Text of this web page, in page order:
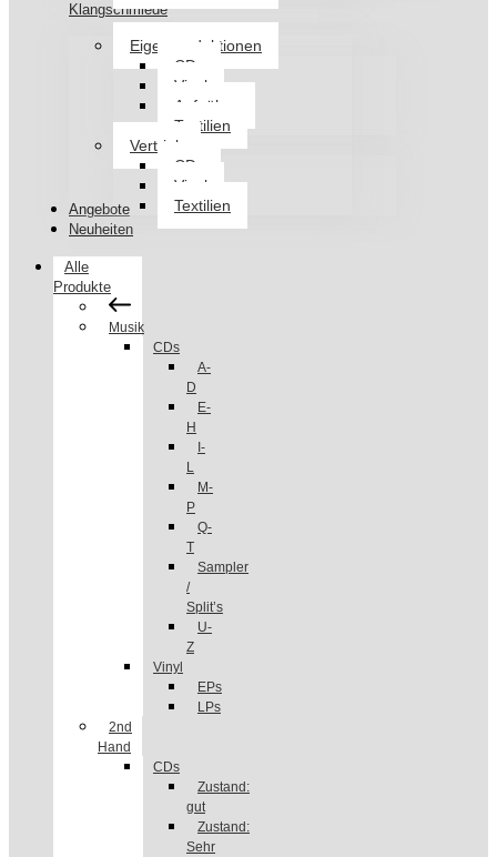
Klangschmiede
Eigenproduktionen
CDs
Vinyl
Aufnäher
Textilien
Vertrieb
CDs
Vinyl
Textilien
Angebote
Neuheiten
Alle
Produkte
Musik
CDs
A-
D
E-
H
I-
L
M-
P
Q-
T
Sampler
/
Split’s
U-
Z
Vinyl
EPs
LPs
2nd
Hand
CDs
Zustand:
gut
Zustand:
Sehr